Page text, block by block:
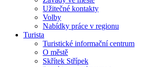
Užitečné kontakty
Volby
Nabídky práce v regionu
Turista
Turistické informační centrum
O městě
Skřítek Střípek